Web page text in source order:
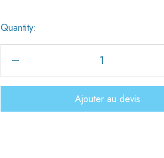
Quantity:
Ajouter au devis